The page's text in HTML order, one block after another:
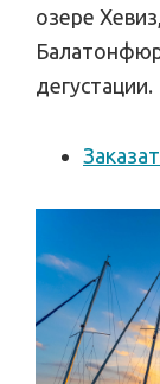
озере
дегустации.